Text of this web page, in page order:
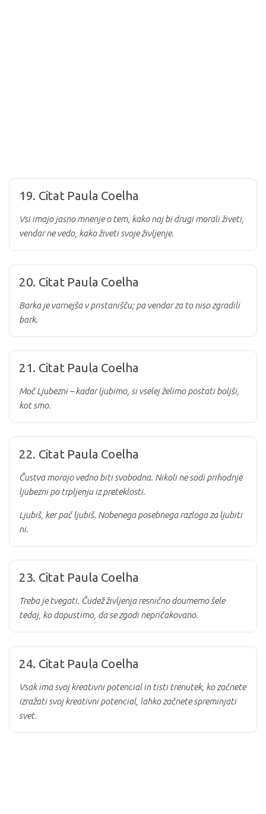
19. Citat Paula Coelha
Vsi imajo jasno mnenje o tem, kako naj bi drugi morali živeti,
vendar ne vedo, kako živeti svoje življenje.
20. Citat Paula Coelha
Barka je varnejša v pristanišču; pa vendar za to niso zgradili
bark.
21. Citat Paula Coelha
Moč Ljubezni – kadar ljubimo, si vselej želimo postati boljši,
kot smo.
22. Citat Paula Coelha
Čustva morajo vedno biti svobodna. Nikoli ne sodi prihodnje
ljubezni po trpljenju iz preteklosti.
Ljubiš, ker pač ljubiš. Nobenega posebnega razloga za ljubiti
ni.
23. Citat Paula Coelha
Treba je tvegati. Čudež življenja resnično doumemo šele
tedaj, ko dopustimo, da se zgodi nepričakovano.
24. Citat Paula Coelha
Vsak ima svoj kreativni potencial in tisti trenutek, ko začnete
izražati svoj kreativni potencial, lahko začnete spreminjati
svet.